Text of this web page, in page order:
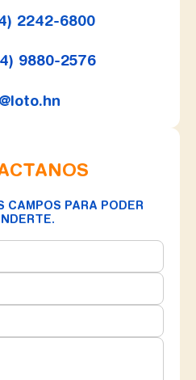
2242-6800
9880-2576
CAMPOS PARA PODER